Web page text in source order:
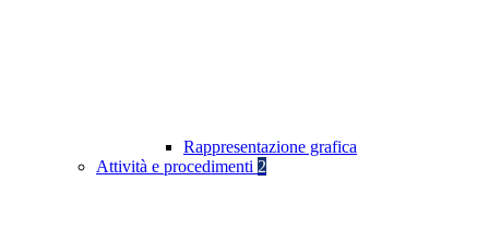
Rappresentazione grafica
Attività e procedimenti 2